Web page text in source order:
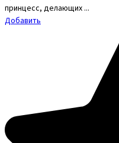
принцесс, делающих ...
Добавить